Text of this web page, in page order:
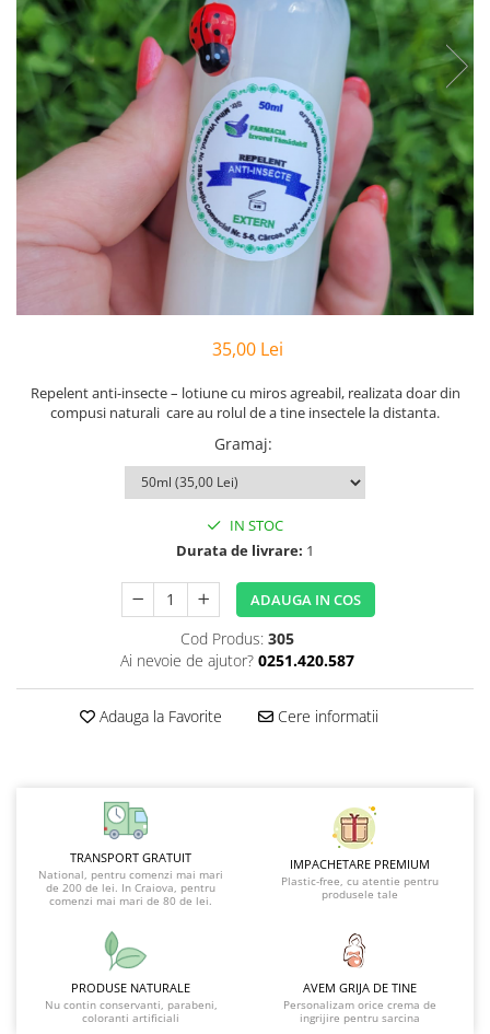
PREPARATE DERMATOLOGICE
Psoriazis
Onicomicoza
Acnee
Dermatita seboreica
Pete pigmentare
Pitiriazis versicolor
Alte preparate dermatologice
PREPARATE GINECOLOGICE
SOLUTIE DEZINFECTANTA
ALTE AFECTIUNI
35,00 Lei
Repelent anti-insecte – lotiune cu miros agreabil, realizata doar din
compusi naturali care au rolul de a tine insectele la distanta.
Gramaj:
IN STOC
Durata de livrare: 1
ADAUGA IN COS
Cod Produs: 305
Ai nevoie de ajutor? 0251.420.587
Adauga la Favorite Cere informatii
TRANSPORT GRATUIT
National, pentru comenzi mai mari
de 200 de lei. In Craiova, pentru
comenzi mai mari de 80 de lei.
IMPACHETARE PREMIUM
Plastic-free, cu atentie pentru
produsele tale
PRODUSE NATURALE
Nu contin conservanti, parabeni,
coloranti artificiali
AVEM GRIJA DE TINE
Personalizam orice crema de
ingrijire pentru sarcina